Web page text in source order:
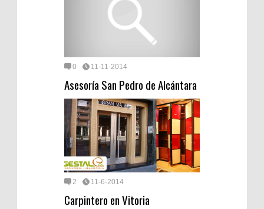
0 11-11-2014
Asesoría San Pedro de Alcántara
2 11-6-2014
Carpintero en Vitoria